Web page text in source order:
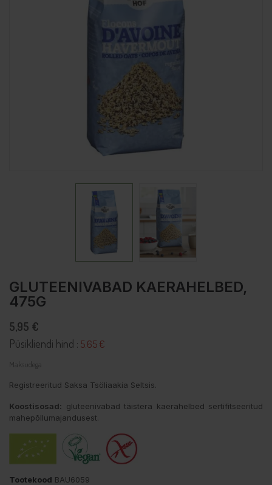
GLUTEENIVABAD KAERAHELBED,
475G
5,95 €
Püsikliendi hind : 5.65 €
Maksudega
Registreeritud Saksa Tsöliaakia Seltsis.
Koostisosad: gluteenivabad täistera kaerahelbed sertifitseeritud
mahepõllumajandusest.
Tootekood BAU6059